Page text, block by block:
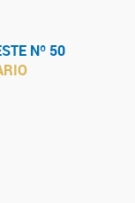
Nº 50